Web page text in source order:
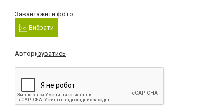
Завантажити фото:
Вибрати
Авторизуватись